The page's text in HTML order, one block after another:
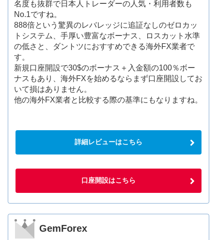
名度も抜群で日本人トレーダーの人気・利用者数も
No.1ですね。
888倍という驚異のレバレッジに追証なしのゼロカッ
トシステム、手厚い豊富なボーナス、ロスカット水準
の低さと、ダントツにおすすめできる海外FX業者で
す。
新規口座開設で30$のボーナス＋入金額の100％ボー
ナスもあり、海外FXを始めるならまず口座開設してお
いて損はありません。
他の海外FX業者と比較する際の基準にもなりますね。
詳細レビューはこちら
口座開設はこちら
GemForex